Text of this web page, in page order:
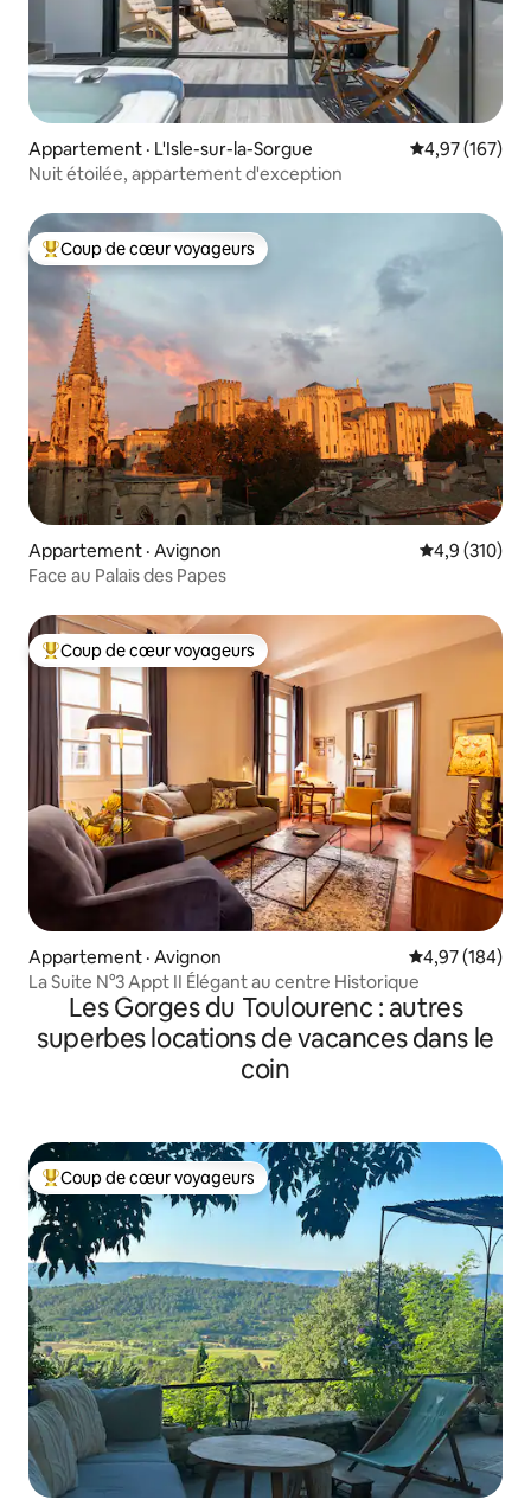
Appartement · L'Isle-sur-la-Sorgue Note
4,97 (167)
Nuit étoilée, appartement d'exception
Coup de cœur voyageurs parmi les plus aimés
Coup de cœur voyageurs
Appartement · Avignon Note
4,9 (310)
Face au Palais des Papes
Coup de cœur voyageurs parmi les plus aimés
Coup de cœur voyageurs
Appartement · Avignon Note
4,97 (184)
La Suite N°3 Appt II Élégant au centre Historique
Les Gorges du Toulourenc : autres
superbes locations de vacances dans le
coin
Coup de cœur voyageurs parmi les plus aimés
Coup de cœur voyageurs